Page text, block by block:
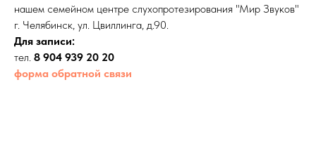
нашем семейном центре слухопротезирования "Мир Звуков"
г. Челябинск, ул. Цвиллинга, д.90.
Для записи:
тел. 8 904 939 20 20
форма обратной связи